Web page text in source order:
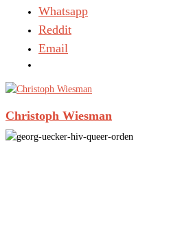
Whatsapp
Reddit
Email
Christoph Wiesman